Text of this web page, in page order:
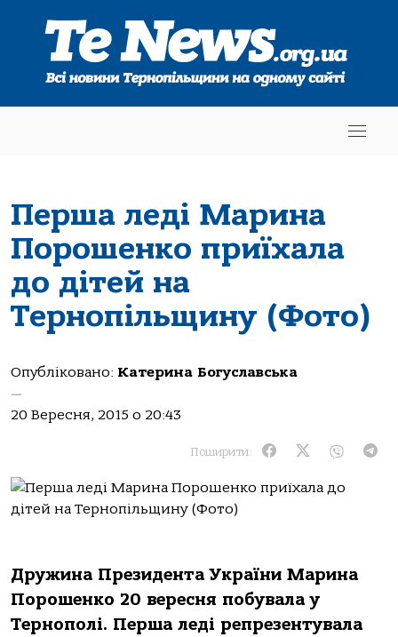
Перша леді Марина
Порошенко приїхала
до дітей на
Тернопільщину (Фото)
Опубліковано: Катерина Богуславська
—
20 Вересня, 2015 о 20:43
Поширити:
Дружина Президента України Марина
Порошенко 20 вересня побувала у
Тернополі. Перша леді репрезентувала